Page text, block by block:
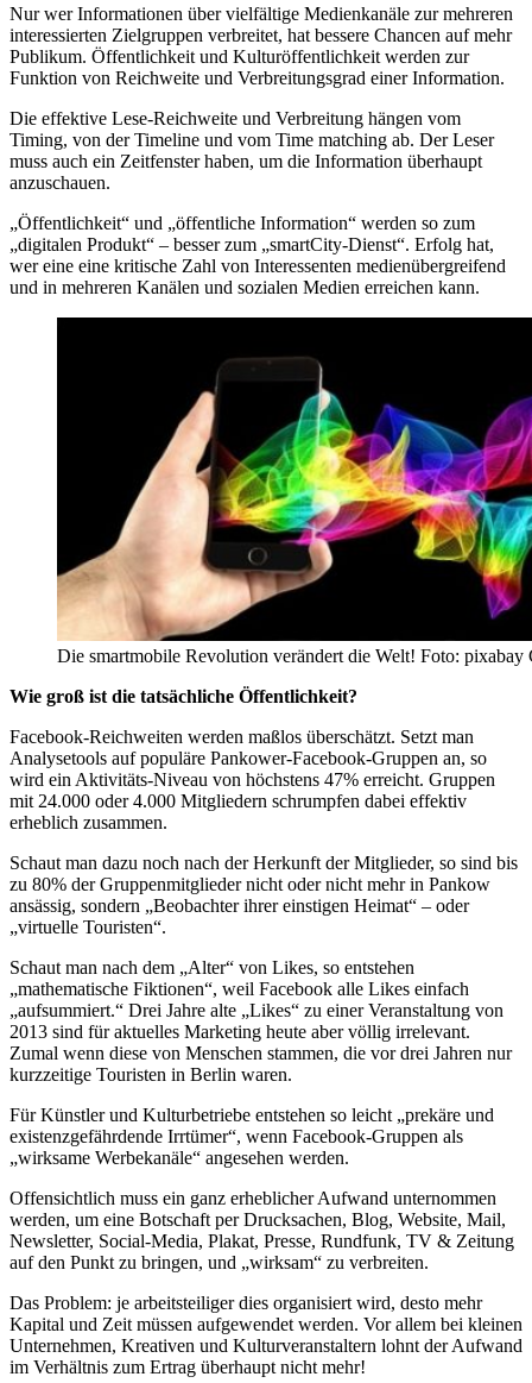
Nur wer Informationen über vielfältige Medienkanäle zur mehreren
interessierten Zielgruppen verbreitet, hat bessere Chancen auf mehr
Publikum. Öffentlichkeit und Kulturöffentlichkeit werden zur
Funktion von Reichweite und Verbreitungsgrad einer Information.
Die effektive Lese-Reichweite und Verbreitung hängen vom
Timing, von der Timeline und vom Time matching ab. Der Leser
muss auch ein Zeitfenster haben, um die Information überhaupt
anzuschauen.
„Öffentlichkeit“ und „öffentliche Information“ werden so zum
„digitalen Produkt“ – besser zum „smartCity-Dienst“. Erfolg hat,
wer eine eine kritische Zahl von Interessenten medienübergreifend
und in mehreren Kanälen und sozialen Medien erreichen kann.
Die smartmobile Revolution verändert die Welt! Foto: pixabay
Wie groß ist die tatsächliche Öffentlichkeit?
Facebook-Reichweiten werden maßlos überschätzt. Setzt man
Analysetools auf populäre Pankower-Facebook-Gruppen an, so
wird ein Aktivitäts-Niveau von höchstens 47% erreicht. Gruppen
mit 24.000 oder 4.000 Mitgliedern schrumpfen dabei effektiv
erheblich zusammen.
Schaut man dazu noch nach der Herkunft der Mitglieder, so sind bis
zu 80% der Gruppenmitglieder nicht oder nicht mehr in Pankow
ansässig, sondern „Beobachter ihrer einstigen Heimat“ – oder
„virtuelle Touristen“.
Schaut man nach dem „Alter“ von Likes, so entstehen
„mathematische Fiktionen“, weil Facebook alle Likes einfach
„aufsummiert.“ Drei Jahre alte „Likes“ zu einer Veranstaltung von
2013 sind für aktuelles Marketing heute aber völlig irrelevant.
Zumal wenn diese von Menschen stammen, die vor drei Jahren nur
kurzzeitige Touristen in Berlin waren.
Für Künstler und Kulturbetriebe entstehen so leicht „prekäre und
existenzgefährdende Irrtümer“, wenn Facebook-Gruppen als
„wirksame Werbekanäle“ angesehen werden.
Offensichtlich muss ein ganz erheblicher Aufwand unternommen
werden, um eine Botschaft per Drucksachen, Blog, Website, Mail,
Newsletter, Social-Media, Plakat, Presse, Rundfunk, TV & Zeitung
auf den Punkt zu bringen, und „wirksam“ zu verbreiten.
Das Problem: je arbeitsteiliger dies organisiert wird, desto mehr
Kapital und Zeit müssen aufgewendet werden. Vor allem bei kleinen
Unternehmen, Kreativen und Kulturveranstaltern lohnt der Aufwand
im Verhältnis zum Ertrag überhaupt nicht mehr!